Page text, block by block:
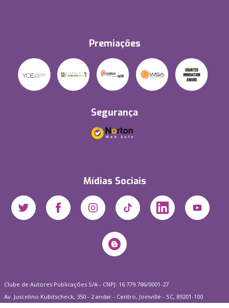
Premiações
Segurança
Mídias Sociais
Clube de Autores Publicações S/A - CNPJ: 16.779.786/0001-27
Av. Juscelino Kubitscheck, 350 - 2 andar - Centro, Joinville - SC, 89201-100